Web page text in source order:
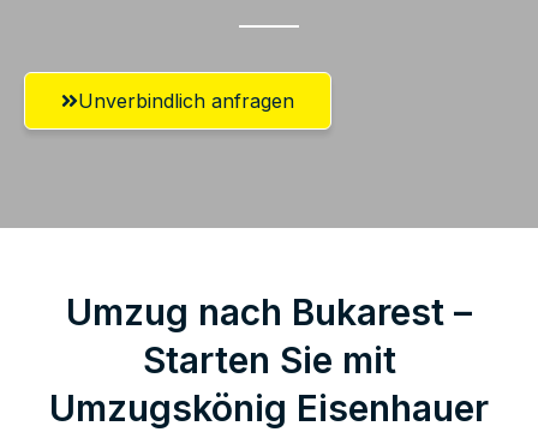
Unverbindlich anfragen
Umzug nach Bukarest –
Starten Sie mit
Umzugskönig Eisenhauer